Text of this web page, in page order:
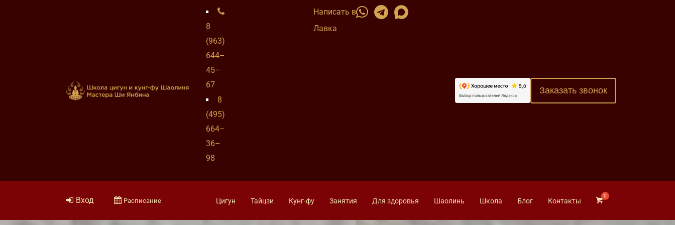
8
(963)
644–
45–
67
8
(495)
664–
36–
98
Написать в
Лавка
Заказать звонок
Вход Расписание Цигун Тайцзи Кунг-фу Занятия Для здоровья Шаолинь Школа Блог Контакты